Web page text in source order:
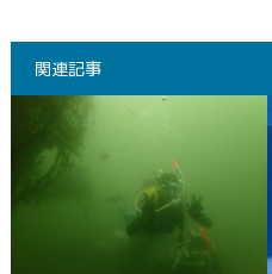
関連記事